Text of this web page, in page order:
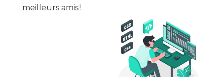
meilleurs amis !